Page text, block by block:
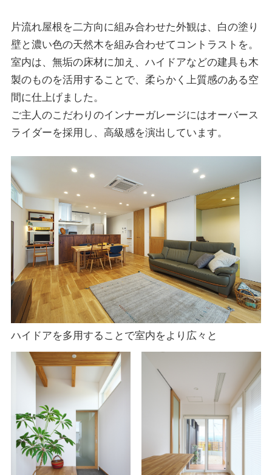
片流れ屋根を二方向に組み合わせた外観は、白の塗り
壁と濃い色の天然木を組み合わせてコントラストを。
室内は、無垢の床材に加え、ハイドアなどの建具も木
製のものを活用することで、柔らかく上質感のある空
間に仕上げました。
ご主人のこだわりのインナーガレージにはオーバース
ライダーを採用し、高級感を演出しています。
ハイドアを多用することで室内をより広々と